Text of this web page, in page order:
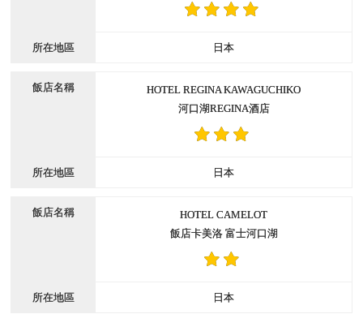
日本
HOTEL REGINA KAWAGUCHIKO
河口湖REGINA酒店
日本
HOTEL CAMELOT
飯店卡美洛 富士河口湖
日本